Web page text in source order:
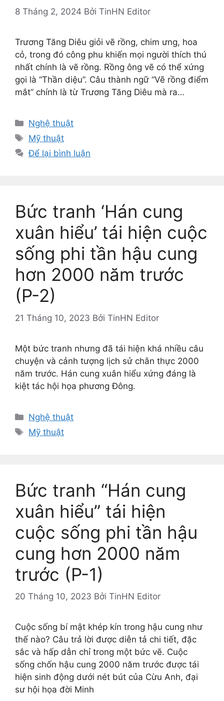
8 Tháng 2, 2024 Bởi TinHN Editor
Trương Tăng Diêu giỏi vẽ rồng, chim ưng, hoa
cỏ, trong đó công phu khiến mọi người thích thú
nhất chính là vẽ rồng. Rồng ông vẽ có thể xứng
gọi là “Thần diệu”. Câu thành ngữ “Vẽ rồng điểm
mắt” chính là từ Trương Tăng Diêu mà ra…
Danh
mục
Nghệ thuật
Thẻ
Mỹ thuật
Để lại bình luận
Bức tranh ‘Hán cung
xuân hiểu’ tái hiện cuộc
sống phi tần hậu cung
hơn 2000 năm trước
(P-2)
21 Tháng 10, 2023 Bởi TinHN Editor
Một bức tranh nhưng đã tái hiện khá nhiều câu
chuyện và cảnh tượng lịch sử chân thực 2000
năm trước. Hán cung xuân hiểu xứng đáng là
kiệt tác hội họa phương Đông.
Danh
mục
Nghệ thuật
Thẻ
Mỹ thuật
Bức tranh “Hán cung
xuân hiểu” tái hiện
cuộc sống phi tần hậu
cung hơn 2000 năm
trước (P-1)
20 Tháng 10, 2023 Bởi TinHN Editor
Cuộc sống bí mật khép kín trong hậu cung như
thế nào? Câu trả lời được diễn tả chi tiết, đặc
sắc và hấp dẫn chỉ trong một bức vẽ. Cuộc
sống chốn hậu cung 2000 năm trước được tái
hiện sinh động dưới nét bút của Cừu Anh, đại
sư hội họa đời Minh